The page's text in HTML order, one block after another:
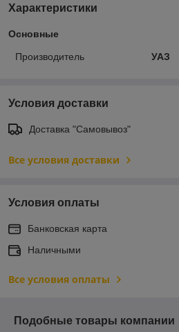
Характеристики
Основные
Производитель УАЗ
Условия доставки
Доставка "Самовывоз"
Все условия доставки
Условия оплаты
Банковская карта
Наличными
Все условия оплаты
Подобные товары компании